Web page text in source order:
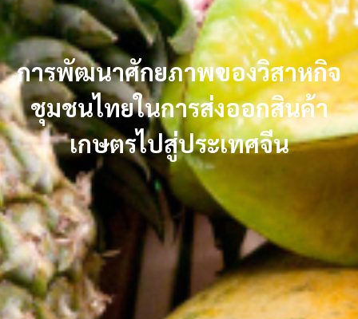
การพัฒนาศักยภาพของวิสาหกิจ
ชุมชนไทยในการส่งออกสินค้า
เกษตรไปสู่ประเทศจีน